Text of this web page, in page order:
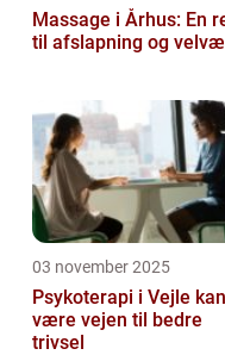
Massage i Århus: En
til afslapning og
03 november 2025
Psykoterapi i Vejle kan
være vejen til bedre
trivsel